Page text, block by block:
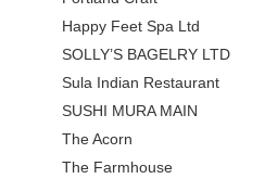
Happy Feet Spa Ltd
SOLLY’S BAGELRY LTD
Sula Indian Restaurant
SUSHI MURA MAIN
The Acorn
The Farmhouse